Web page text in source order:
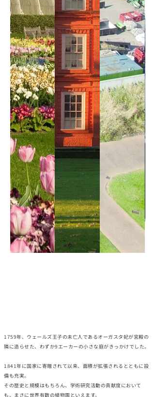
1759年、ウェールズ王子の未亡人であるオーガスタ妃が宮殿の
隣に造らせた、わずか9エーカーの小さな庭がきっかけでした。
1841年に国家に寄贈されて以来、面積が拡張されるとともに設
備も充実。
その歴史と規模はもちろん、学術研究活動の貢献度において
も、まさに世界有数の植物園といえます。